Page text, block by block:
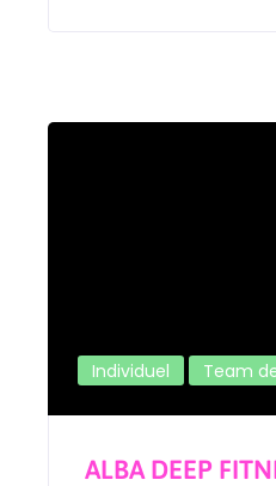
Individuel Team
ALBA DEEP